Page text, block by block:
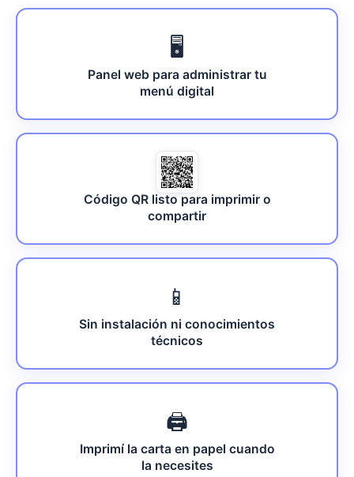
🖥️
Panel web para administrar tu
menú digital
Código QR listo para imprimir o
compartir
📱
Sin instalación ni conocimientos
técnicos
🖨️
Imprimí la carta en papel cuando
la necesites